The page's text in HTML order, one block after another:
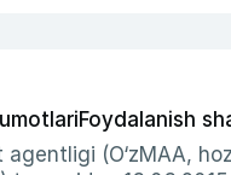
Foydalanish
(O‘zMAA,